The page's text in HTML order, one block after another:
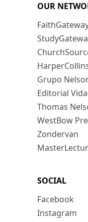
OUR
Grupo
Editorial Vida
Thomas
WestBow
Zondervan
SOCIAL
Facebook
Instagram